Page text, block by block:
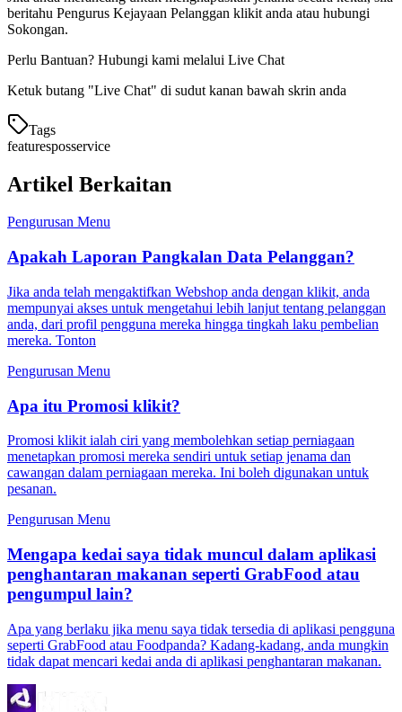
beritahu Pengurus Kejayaan Pelanggan klikit anda atau hubungi
Sokongan.
Perlu Bantuan? Hubungi kami melalui Live Chat
Ketuk butang "Live Chat" di sudut kanan bawah skrin anda
Tags
featuresposservice
Artikel Berkaitan
Pengurusan Menu
Apakah Laporan Pangkalan Data Pelanggan?
Jika anda telah mengaktifkan Webshop anda dengan klikit, anda
mempunyai akses untuk mengetahui lebih lanjut tentang pelanggan
anda, dari profil pengguna mereka hingga tingkah laku pembelian
mereka. Tonton
Pengurusan Menu
Apa itu Promosi klikit?
Promosi klikit ialah ciri yang membolehkan setiap perniagaan
menetapkan promosi mereka sendiri untuk setiap jenama dan
cawangan dalam perniagaan mereka. Ini boleh digunakan untuk
pesanan.
Pengurusan Menu
Mengapa kedai saya tidak muncul dalam aplikasi
penghantaran makanan seperti GrabFood atau
pengumpul lain?
Apa yang berlaku jika menu saya tidak tersedia di aplikasi pengguna
seperti GrabFood atau Foodpanda? Kadang-kadang, anda mungkin
tidak dapat mencari kedai anda di aplikasi penghantaran makanan.